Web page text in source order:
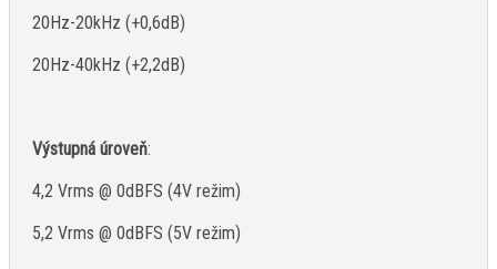
20Hz-20kHz (+0,6dB)
20Hz-40kHz (+2,2dB)
Výstupná úroveň:
4,2 Vrms @ 0dBFS (4V režim)
5,2 Vrms @ 0dBFS (5V režim)